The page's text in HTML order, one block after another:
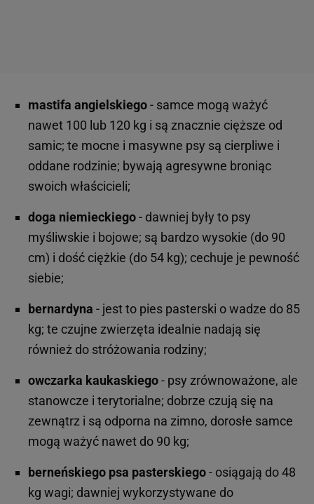
mastifa angielskiego- samce mogą ważyć
nawet 100 lub 120 kg i są znacznie cięższe od
samic; te mocne i masywne psy są cierpliwe i
oddane rodzinie; bywają agresywne broniąc
swoich właścicieli;
doga niemieckiego- dawniej były to psy
myśliwskie i bojowe; są bardzo wysokie (do 90
cm) i dość ciężkie (do 54 kg); cechuje je pewność
siebie;
bernardyna - jest to pies pasterski o wadze do 85
kg; te czujne zwierzęta idealnie nadają się
również do stróżowania rodziny;
owczarka kaukaskiego- psy zrównoważone, ale
stanowcze i terytorialne; dobrze czują się na
zewnątrz i są odporna na zimno, dorosłe samce
mogą ważyć nawet do 90 kg;
berneńskiego psa pasterskiego- osiągają do 48
kg wagi; dawniej wykorzystywane do